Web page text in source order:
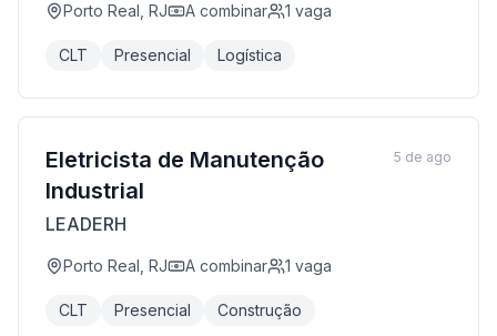
Porto Real, RJ A combinar 1 vaga
CLT Presencial Logística
Eletricista de Manutenção
Industrial
LEADERH
Porto Real, RJ A combinar 1 vaga
CLT Presencial Construção
5 de ago